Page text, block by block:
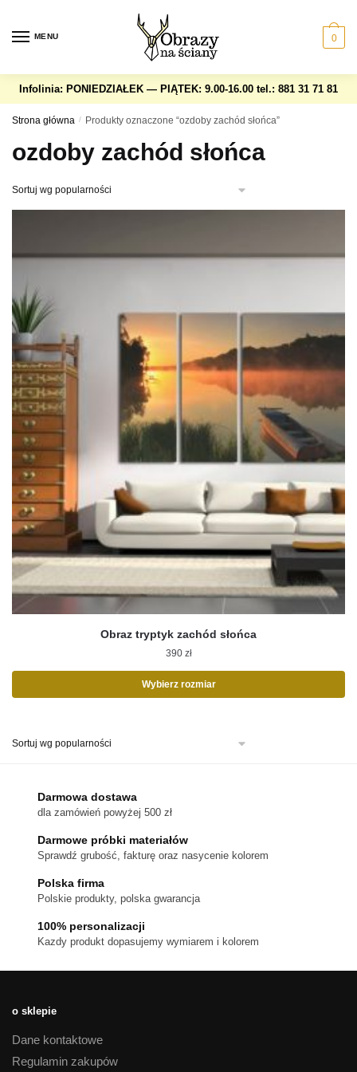
navigation
content
MENU 0
Infolinia: PONIEDZIAŁEK — PIĄTEK: 9.00-16.00 tel.: 881 31 71 81
Strona główna / Produkty oznaczone “ozdoby zachód słońca”
ozdoby zachód słońca
Obraz tryptyk zachód słońca
390 zł
Wybierz rozmiar
wybrać
na
produktu
Darmowa dostawa
dla zamówień powyżej 500 zł
Darmowe próbki materiałów
Sprawdź grubość, fakturę oraz nasycenie kolorem
Polska firma
Polskie produkty, polska gwarancja
100% personalizacji
Kazdy produkt dopasujemy wymiarem i kolorem
o sklepie
Dane kontaktowe
Regulamin zakupów